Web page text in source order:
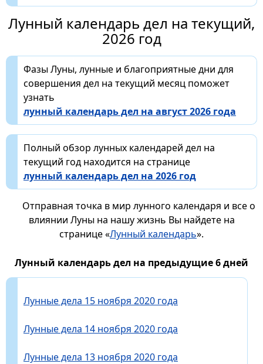
Лунный календарь дел на текущий,
2026 год
Фазы Луны, лунные и благоприятные дни для
совершения дел на текущий месяц поможет
узнать
лунный календарь дел на август 2026 года
Полный обзор лунных календарей дел на
текущий год находится на странице
лунный календарь дел на 2026 год
Отправная точка в мир лунного календаря и все о
влиянии Луны на нашу жизнь Вы найдете на
странице «Лунный календарь».
Лунный календарь дел на предыдущие 6 дней
Лунные дела 15 ноября 2020 года
Лунные дела 14 ноября 2020 года
Лунные дела 13 ноября 2020 года